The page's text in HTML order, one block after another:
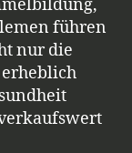
führen
nur die
erheblich